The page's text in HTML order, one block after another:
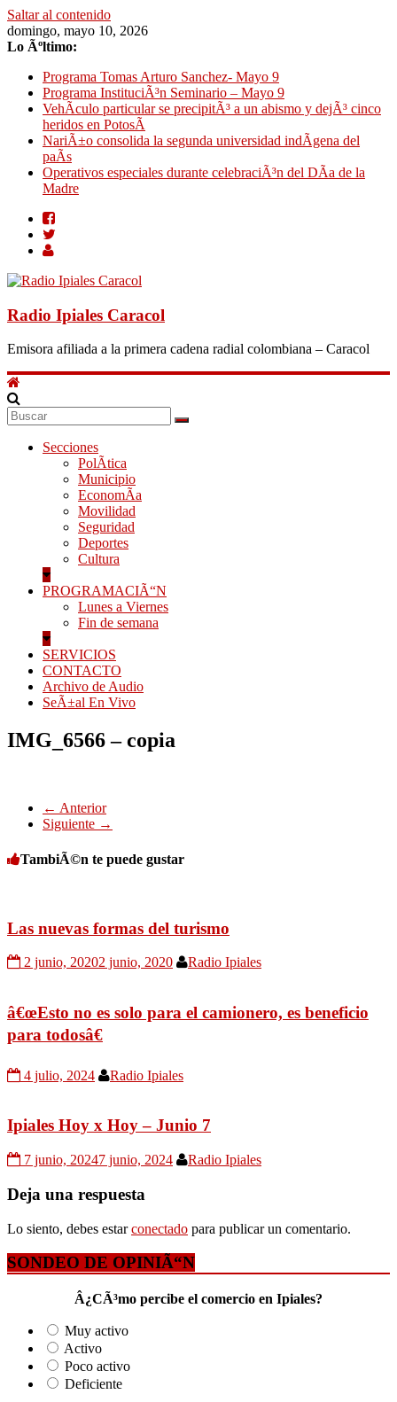
Saltar al contenido
domingo, mayo 10, 2026
Lo Ãºltimo:
Programa Tomas Arturo Sanchez- Mayo 9
Programa InstituciÃ³n Seminario – Mayo 9
VehÃ­culo particular se precipitÃ³ a un abismo y dejÃ³ cinco
heridos en PotosÃ­
NariÃ±o consolida la segunda universidad indÃ­gena del
paÃ­s
Operativos especiales durante celebraciÃ³n del DÃ­a de la
Madre
Radio Ipiales Caracol
Emisora afiliada a la primera cadena radial colombiana – Caracol
Secciones
PolÃ­tica
Municipio
EconomÃ­a
Movilidad
Seguridad
Deportes
Cultura
PROGRAMACIÃ“N
Lunes a Viernes
Fin de semana
SERVICIOS
CONTACTO
Archivo de Audio
SeÃ±al En Vivo
IMG_6566 – copia
← Anterior
Siguiente →
TambiÃ©n te puede gustar
Las nuevas formas del turismo
2 junio, 20202 junio, 2020 Radio Ipiales
â€œEsto no es solo para el camionero, es beneficio
para todosâ€
4 julio, 2024 Radio Ipiales
Ipiales Hoy x Hoy – Junio 7
7 junio, 20247 junio, 2024 Radio Ipiales
Deja una respuesta
Lo siento, debes estarconectado para publicar un comentario.
SONDEO DE OPINIÃ“N
Â¿CÃ³mo percibe el comercio en Ipiales?
Muy activo
Activo
Poco activo
Deficiente